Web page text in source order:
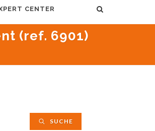
CENTER
(ref. 6901)
SUCHE